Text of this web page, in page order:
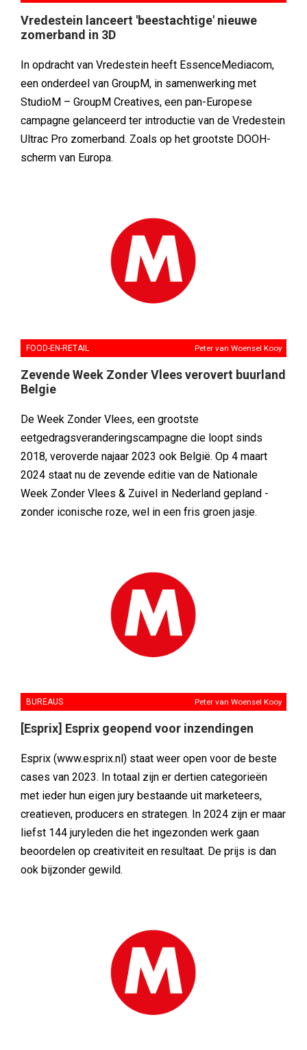
Vredestein lanceert 'beestachtige' nieuwe
zomerband in 3D
In opdracht van Vredestein heeft EssenceMediacom,
een onderdeel van GroupM, in samenwerking met
StudioM – GroupM Creatives, een pan-Europese
campagne gelanceerd ter introductie van de Vredestein
Ultrac Pro zomerband. Zoals op het grootste DOOH-
scherm van Europa.
FOOD-EN-RETAIL Peter van Woensel Kooy
Zevende Week Zonder Vlees verovert buurland
Belgie
De Week Zonder Vlees, een grootste
eetgedragsveranderingscampagne die loopt sinds
2018, veroverde najaar 2023 ook België. Op 4 maart
2024 staat nu de zevende editie van de Nationale
Week Zonder Vlees & Zuivel in Nederland gepland -
zonder iconische roze, wel in een fris groen jasje.
BUREAUS Peter van Woensel Kooy
[Esprix] Esprix geopend voor inzendingen
Esprix (www.esprix.nl) staat weer open voor de beste
cases van 2023. In totaal zijn er dertien categorieën
met ieder hun eigen jury bestaande uit marketeers,
creatieven, producers en strategen. In 2024 zijn er maar
liefst 144 juryleden die het ingezonden werk gaan
beoordelen op creativiteit en resultaat. De prijs is dan
ook bijzonder gewild.